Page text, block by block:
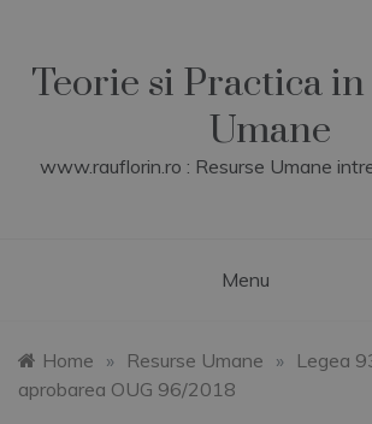
contentTeorie si Practica in
Umane
www.rauflorin.ro : Resurse Umane
Menu
Home » Resurse Umane »
Legea
aprobarea OUG 96/2018